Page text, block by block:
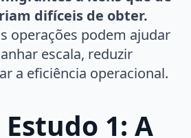
difíceis de obter.
operações podem ajudar
escala, reduzir
a eficiência operacional.
1: A